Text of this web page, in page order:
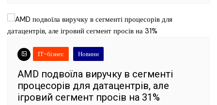
ІТ-бізнес Новини
AMD подвоїла виручку в сегменті
процесорів для датацентрів, але
ігровий сегмент просів на 31%